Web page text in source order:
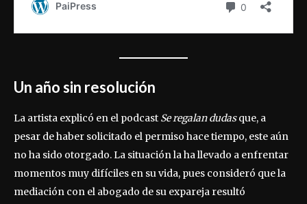
Un año sin resolución
La artista explicó en el podcast Se regalan dudasque, a
pesar de haber solicitado el permiso hace tiempo, este aún
no ha sido otorgado. La situación la ha llevado a enfrentar
momentos muy difíciles en su vida, pues consideró que la
mediación con el abogado de su expareja resultó